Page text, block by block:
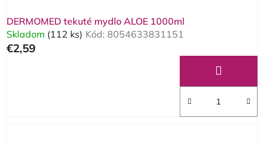
DERMOMED tekuté mydlo ALOE 1000ml
Skladom (112 ks) Kód: 8054633831151
€2,59